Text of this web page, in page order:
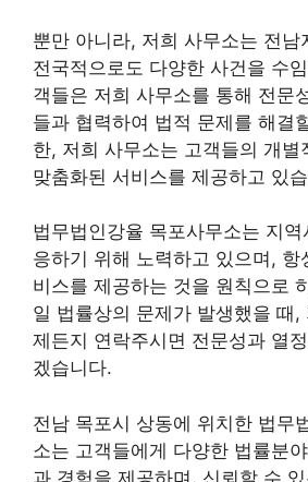
뿐만 아니라, 저희 사무소는 전남
전국적으로도 다양한 사건을 수
객들은 저희 사무소를 통해 전문
들과 협력하여 법적 문제를 해결
한, 저희 사무소는 고객들의 개별
맞춤화된 서비스를 제공하고 있
법무법인강율 목포사무소는 지
응하기 위해 노력하고 있으며, 항
비스를 제공하는 것을 원칙으로
일 법률상의 문제가 발생했을 때,
제든지 연락주시면 전문성과 열
겠습니다.
전남 목포시 상동에 위치한 법무
소는 고객들에게 다양한 법률분
과 경험을 제공하며, 신뢰할 수